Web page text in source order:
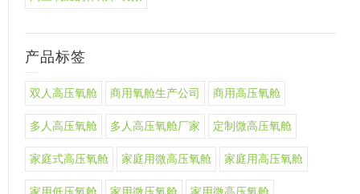
产品标签
双人高压氧舱 商用氧舱生产公司 商用高压氧舱
多人高压氧舱 多人高压氧舱厂家 定制微高压氧舱
家庭式高压氧舱 家庭用微高压氧舱 家庭用高压氧舱